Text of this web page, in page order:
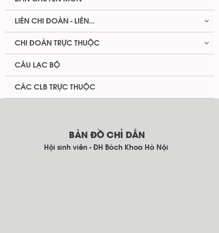
LIÊN CHI ĐOÀN - LIÊN...
CHI ĐOÀN TRỰC THUỘC
CÂU LẠC BỘ
CÁC CLB TRỰC THUỘC
BẢN ĐỒ CHỈ DẪN
Hội sinh viên - ĐH Bách Khoa Hà Nội